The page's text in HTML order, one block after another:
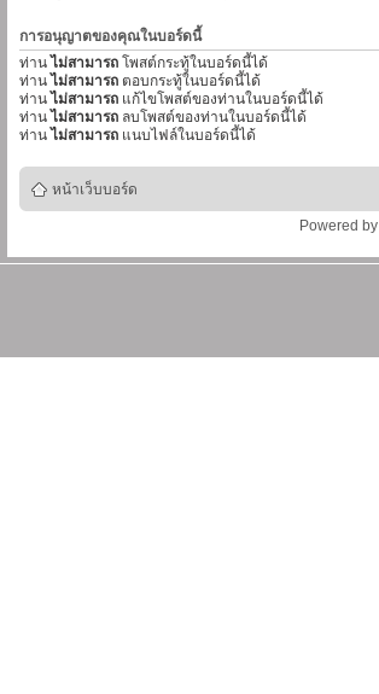
การอนุญาตของคุณในบอร์ดนี้
ท่าน ไม่สามารถ โพสต์กระทู้ในบอร์ดนี้ได้
ท่าน ไม่สามารถ ตอบกระทู้ในบอร์ดนี้ได้
ท่าน ไม่สามารถ แก้ไขโพสต์ของท่านในบอร์ดนี้ได้
ท่าน ไม่สามารถ ลบโพสต์ของท่านในบอร์ดนี้ได้
ท่าน ไม่สามารถ แนบไฟล์ในบอร์ดนี้ได้
หน้าเว็บบอร์ด
Powered by